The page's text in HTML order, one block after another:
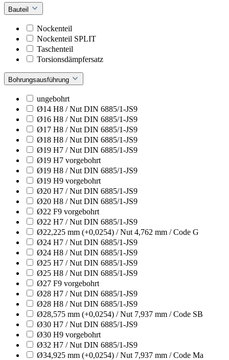
Bauteil
Nockenteil
Nockenteil SPLIT
Taschenteil
Torsionsdämpfersatz
Bohrungsausführung
ungebohrt
Ø14 H8 / Nut DIN 6885/1-JS9
Ø16 H8 / Nut DIN 6885/1-JS9
Ø17 H8 / Nut DIN 6885/1-JS9
Ø18 H8 / Nut DIN 6885/1-JS9
Ø19 H7 / Nut DIN 6885/1-JS9
Ø19 H7 vorgebohrt
Ø19 H8 / Nut DIN 6885/1-JS9
Ø19 H9 vorgebohrt
Ø20 H7 / Nut DIN 6885/1-JS9
Ø20 H8 / Nut DIN 6885/1-JS9
Ø22 F9 vorgebohrt
Ø22 H7 / Nut DIN 6885/1-JS9
Ø22,225 mm (+0,0254) / Nut 4,762 mm / Code G
Ø24 H7 / Nut DIN 6885/1-JS9
Ø24 H8 / Nut DIN 6885/1-JS9
Ø25 H7 / Nut DIN 6885/1-JS9
Ø25 H8 / Nut DIN 6885/1-JS9
Ø27 F9 vorgebohrt
Ø28 H7 / Nut DIN 6885/1-JS9
Ø28 H8 / Nut DIN 6885/1-JS9
Ø28,575 mm (+0,0254) / Nut 7,937 mm / Code SB
Ø30 H7 / Nut DIN 6885/1-JS9
Ø30 H9 vorgebohrt
Ø32 H7 / Nut DIN 6885/1-JS9
Ø34,925 mm (+0,0254) / Nut 7,937 mm / Code Ma